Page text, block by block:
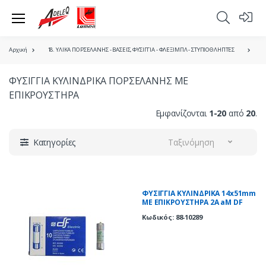
Αρχική 18. ΥΛΙΚΑ ΠΟΡΣΕΛΑΝΗΣ - ΒΑΣΕΙΣ, ΦΥΣΙΓΓΙΑ - ΦΛΕΞΙΜΠΛ - ΣΤΥΠΙΟΘΛΗΠΤΕΣ
ΦΥΣΙΓΓΙΑ ΚΥΛΙΝΔΡΙΚΑ ΠΟΡΣΕΛΑΝΗΣ ΜΕ
ΕΠΙΚΡΟΥΣΤΗΡΑ
Εμφανίζονται 1-20 από 20.
Κατηγορίες Ταξινόμηση
ΦΥΣΙΓΓΙΑ ΚΥΛΙΝΔΡΙΚΑ 14x51mm
ΜΕ ΕΠΙΚΡΟΥΣΤΗΡΑ 2Α aM DF
Κωδικός: 88-10289